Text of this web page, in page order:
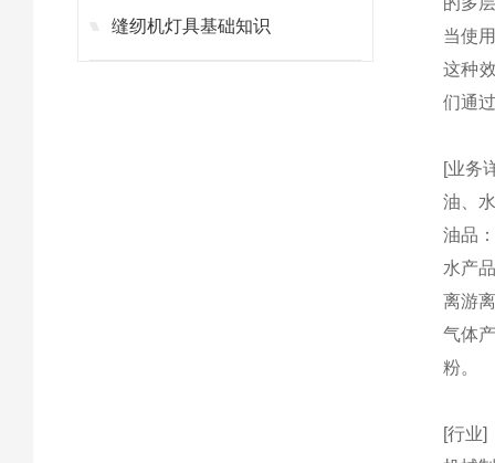
缝纫机灯具基础知识
当使
这种
们通
[业务
油、
油品
水产
离游
气体
粉。
[行业]